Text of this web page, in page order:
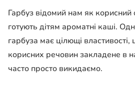
Гарбуз відомий нам як
готують дітям ароматні каші.
гарбуза має цілющі
корисних речовин закладене в
часто просто викидаємо.